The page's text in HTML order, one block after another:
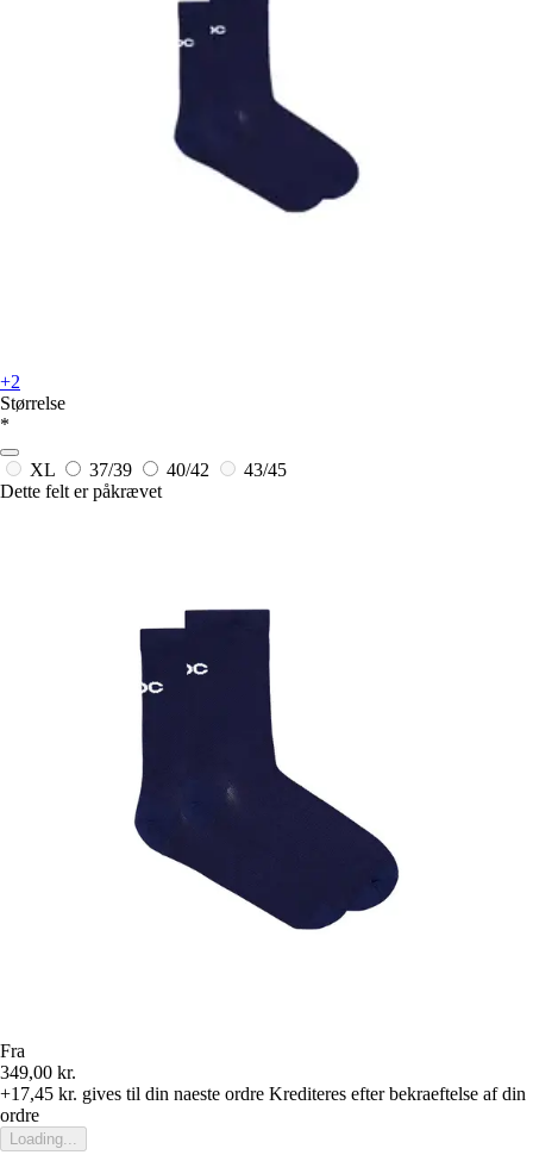
+2
Størrelse
*
XL 37/39 40/42
43/45
Dette felt er påkrævet
Fra
349,00 kr.
+17,45 kr. gives til din naeste ordre Krediteres efter bekraeftelse af din
ordre
Loading...